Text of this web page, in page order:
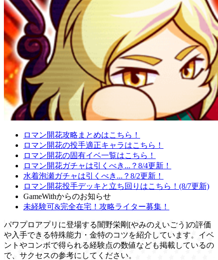
ロマン開花攻略まとめはこちら！
ロマン開花の投手適正キャラはこちら！
ロマン開花の固有イベ一覧はこちら！
ロマン開花ガチャは引くべき...？8/4更新！
水着泡瀬ガチャは引くべき...？8/2更新！
ロマン開花投手デッキと立ち回りはこちら！(8/7更新)
GameWithからのお知らせ
未経験可&完全在宅！攻略ライター募集！
パワプロアプリに登場する闇野栄剛[やみのえいごう]の評価
や入手できる特殊能力・金特のコツを紹介しています。イベ
ントやコンボで得られる経験点の数値なども掲載しているの
で、サクセスの参考にしてください。